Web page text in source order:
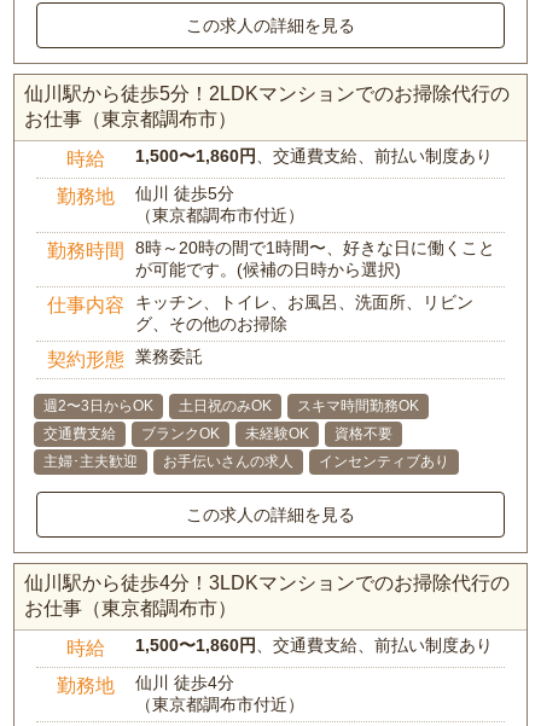
この求人の詳細を見る
仙川駅から徒歩5分！2LDKマンションでのお掃除代行の
お仕事（東京都調布市）
時給 1,500〜1,860円、交通費支給、前払い制度あり
勤務地
仙川 徒歩5分
（東京都調布市付近）
勤務時間
8時～20時の間で1時間〜、好きな日に働くこと
が可能です。(候補の日時から選択)
仕事内容
キッチン、トイレ、お風呂、洗面所、リビン
グ、その他のお掃除
契約形態 業務委託
週2〜3日からOK 土日祝のみOK
スキマ時間勤務OK
交通費支給
ブランクOK 未経験OK
資格不要
主婦･主夫歓迎
お手伝いさんの求人 インセンティブあり
この求人の詳細を見る
仙川駅から徒歩4分！3LDKマンションでのお掃除代行の
お仕事（東京都調布市）
時給 1,500〜1,860円、交通費支給、前払い制度あり
勤務地
仙川 徒歩4分
（東京都調布市付近）